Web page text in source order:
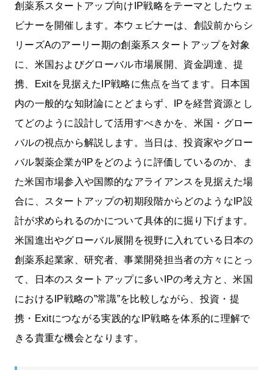
創薬系スタートアップ向けIP戦略をテーマとしたウェ
ビナーを開催します。本ウェビナーは、創設前からシ
リーズAのアーリー期の創薬系スタートアップを対象
に、米国およびグローバル市場展開、資金調達、提
携、Exitを見据えたIP戦略に焦点を当てます。日本国
内の一般的な知財論にとどまらず、IPを経営資源とし
てどのように設計して活用すべきかを、米国・グロー
バルの視点から解説します。当日は、投資家やグロー
バル製薬企業がIPをどのように評価しているのか、ま
た米国市場参入や国際的なアライアンスを見据えた場
合に、スタートアップの初期段階からどのようなIP設
計が求められるのかについて具体的に掘り下げます。
米国進出やグローバル展開を視野に入れている日本の
創薬系起業家、研究者、事業開発担当者の方々にとっ
て、日本のスタートアップに多いIPの考え方と、米国
におけるIP戦略の”常識”を比較しながら、投資・提
携・Exitにつながる実践的なIP戦略を体系的に理解で
きる貴重な機会となります。